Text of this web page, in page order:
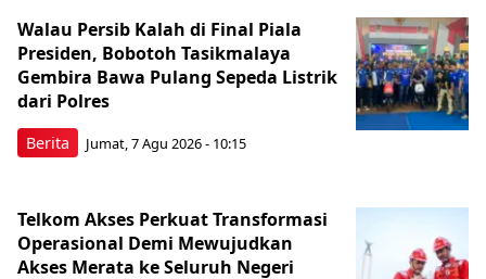
Berita
Walau Persib Kalah di Final Piala
Presiden, Bobotoh Tasikmalaya
Gembira Bawa Pulang Sepeda Listrik
dari Polres
Jumat, 7 Agu 2026 - 10:15
Telkom Akses Perkuat Transformasi
Operasional Demi Mewujudkan
Akses Merata ke Seluruh Negeri